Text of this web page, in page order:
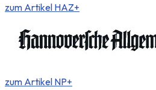
zum Artikel HAZ+
zum Artikel NP+